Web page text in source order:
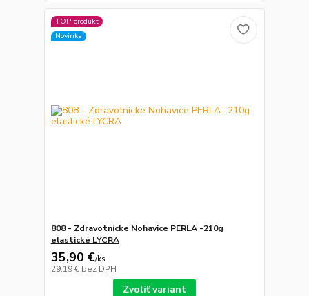
TOP produkt
Novinka
808 - Zdravotnícke Nohavice PERLA -210g
elastické LYCRA
35,90 €/ks
29,19 € bez DPH
Zvoliť variant